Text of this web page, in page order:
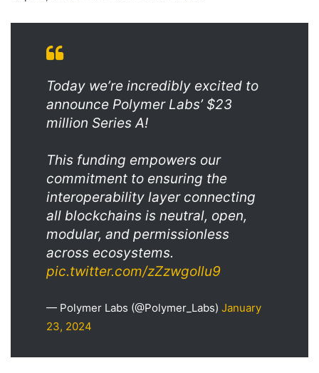
Today we’re incredibly excited to
announce Polymer Labs’ $23
million Series A!
This funding empowers our
commitment to ensuring the
interoperability layer connecting
all blockchains is neutral, open,
modular, and permissionless
across ecosystems.
pic.twitter.com/zZzwgoIlu9
— Polymer Labs (@Polymer_Labs) January
23, 2024